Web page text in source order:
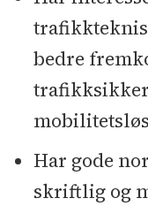
bedre
Har gode
skriftlig og